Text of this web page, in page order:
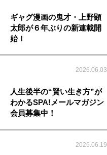
ギャグ漫画の鬼才・上野顕
太郎が６年ぶりの新連載開
始！
2026.06.03
人生後半の“賢い生き方”が
わかるSPA!メールマガジン
会員募集中！
2026.06.19